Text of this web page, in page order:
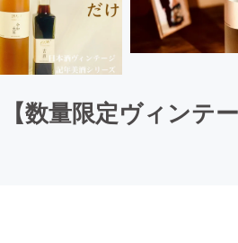
【数量限定ヴィンテ